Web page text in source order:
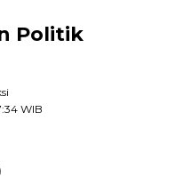
Politik
WIB